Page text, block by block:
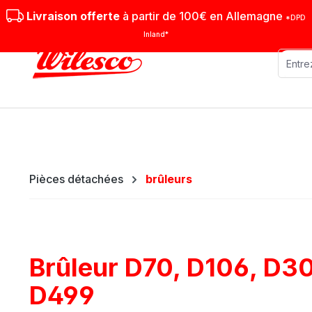
au contenu principal
Passer à la recherche
Passer à la navigation principale
Livraison offerte à partir de 100€ en Allemagne *DPD
Inland*
Pièces détachées brûleurs
Brûleur D70, D106,
D499